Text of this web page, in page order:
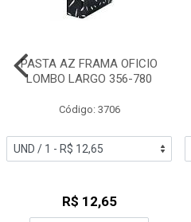
PASTA AZ FRAMA OFICIO
LOMBO LARGO 356-780
Código: 3706
R$ 12,65